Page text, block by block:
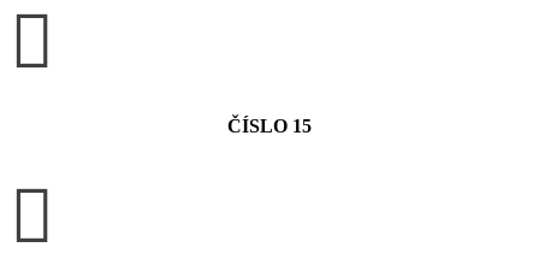

ČÍSLO 15
